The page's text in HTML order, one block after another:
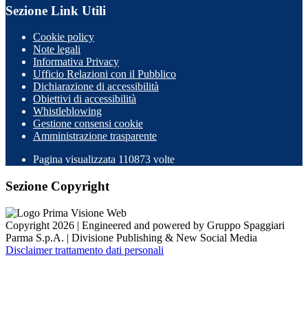
Sezione Link Utili
Cookie policy
Note legali
Informativa Privacy
Ufficio Relazioni con il Pubblico
Dichiarazione di accessibilità
Obiettivi di accessibilità
Whistleblowing
Gestione consensi cookie
Amministrazione trasparente
Pagina visualizzata 110873 volte
Sezione Copyright
Copyright 2026 | Engineered and powered by Gruppo Spaggiari
Parma S.p.A. | Divisione Publishing & New Social Media
Disclaimer trattamento dati personali